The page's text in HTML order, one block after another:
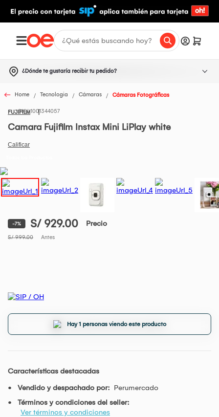
¿Dónde te gustaría recibir tu pedido?
Home Tecnologia Cámaras Cámaras Fotográficas
FUJIFILM1001344057
Camara Fujifilm Instax Mini LiPlay white
-7% S/ 929.00 Precio
S/ 999.00 Antes
Hay 1 personas viendo este producto
Características destacadas
Vendido y despachado por: Perumercado
Términos y condiciones del seller:
Ver términos y condiciones